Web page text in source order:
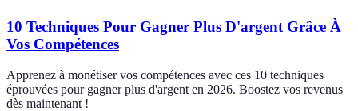
10 Techniques Pour Gagner Plus D'argent Grâce À
Vos Compétences
Apprenez à monétiser vos compétences avec ces 10 techniques
éprouvées pour gagner plus d'argent en 2026. Boostez vos revenus
dès maintenant !